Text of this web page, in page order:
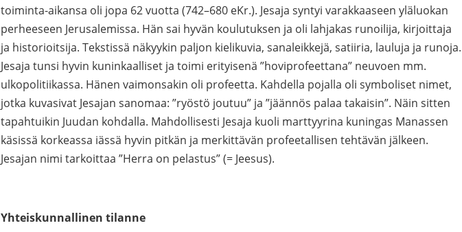
toiminta-aikansa oli jopa 62 vuotta (742–680 eKr.). Jesaja syntyi varakkaaseen yläluokan
perheeseen Jerusalemissa. Hän sai hyvän koulutuksen ja oli lahjakas runoilija, kirjoittaja
ja historioitsija. Tekstissä näkyykin paljon kielikuvia, sanaleikkejä, satiiria, lauluja ja runoja.
Jesaja tunsi hyvin kuninkaalliset ja toimi erityisenä ”hoviprofeettana” neuvoen mm.
ulkopolitiikassa. Hänen vaimonsakin oli profeetta. Kahdella pojalla oli symboliset nimet,
jotka kuvasivat Jesajan sanomaa: ”ryöstö joutuu” ja ”jäännös palaa takaisin”. Näin sitten
tapahtuikin Juudan kohdalla. Mahdollisesti Jesaja kuoli marttyyrina kuningas Manassen
käsissä korkeassa iässä hyvin pitkän ja merkittävän profeetallisen tehtävän jälkeen.
Jesajan nimi tarkoittaa ”Herra on pelastus” (= Jeesus).
Yhteiskunnallinen tilanne